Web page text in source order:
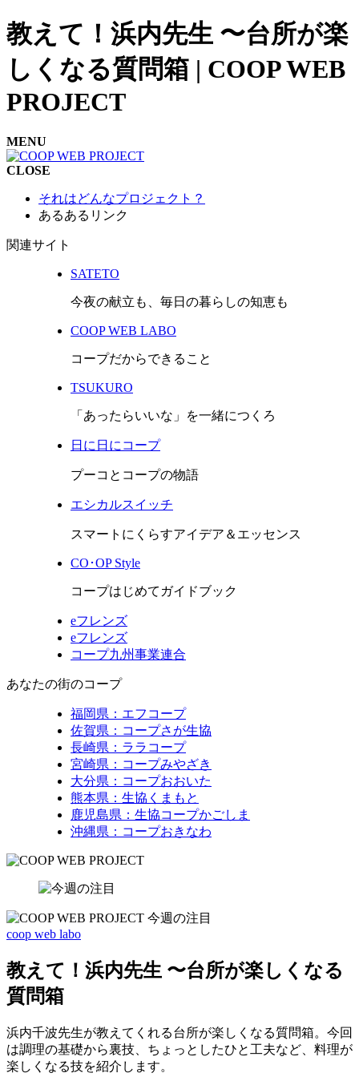
教えて！浜内先生 〜台所が楽
しくなる質問箱 | COOP WEB
PROJECT
MENU
CLOSE
それはどんなプロジェクト？
あるあるリンク
関連サイト
SATETO
今夜の献立も、毎日の暮らしの知恵も
COOP WEB LABO
コープだからできること
TSUKURO
「あったらいいな」を一緒につくろ
日に日にコープ
プーコとコープの物語
エシカルスイッチ
スマートにくらすアイデア＆エッセンス
CO･OP Style
コープはじめてガイドブック
eフレンズ
eフレンズ
コープ九州事業連合
あなたの街のコープ
福岡県：エフコープ
佐賀県：コープさが生協
長崎県：ララコープ
宮崎県：コープみやざき
大分県：コープおおいた
熊本県：生協くまもと
鹿児島県：生協コープかごしま
沖縄県：コープおきなわ
coop web labo
教えて！浜内先生 〜台所が楽しくなる
質問箱
浜内千波先生が教えてくれる台所が楽しくなる質問箱。今回
は調理の基礎から裏技、ちょっとしたひと工夫など、料理が
楽しくなる技を紹介します。